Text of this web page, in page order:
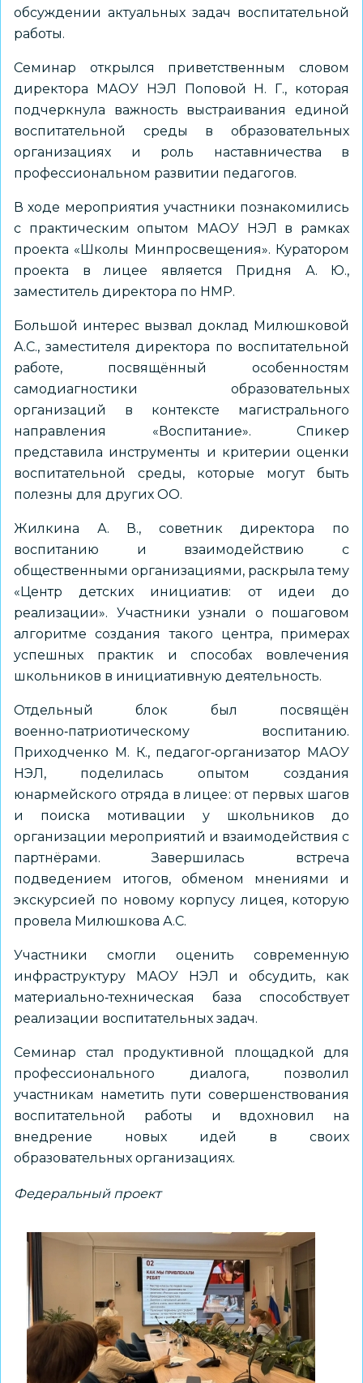
обсуждении актуальных задач воспитательной
работы.
Семинар открылся приветственным словом
директора МАОУ НЭЛ Поповой Н. Г., которая
подчеркнула важность выстраивания единой
воспитательной среды в образовательных
организациях и роль наставничества в
профессиональном развитии педагогов.
В ходе мероприятия участники познакомились
с практическим опытом МАОУ НЭЛ в рамках
проекта «Школы Минпросвещения». Куратором
проекта в лицее является Придня А. Ю.,
заместитель директора по НМР.
Большой интерес вызвал доклад Милюшковой
А.С., заместителя директора по воспитательной
работе, посвящённый особенностям
самодиагностики образовательных
организаций в контексте магистрального
направления «Воспитание». Спикер
представила инструменты и критерии оценки
воспитательной среды, которые могут быть
полезны для других ОО.
Жилкина А. В., советник директора по
воспитанию и взаимодействию с
общественными организациями, раскрыла тему
«Центр детских инициатив: от идеи до
реализации». Участники узнали о пошаговом
алгоритме создания такого центра, примерах
успешных практик и способах вовлечения
школьников в инициативную деятельность.
Отдельный блок был посвящён
военно‑патриотическому воспитанию.
Приходченко М. К., педагог‑организатор МАОУ
НЭЛ, поделилась опытом создания
юнармейского отряда в лицее: от первых шагов
и поиска мотивации у школьников до
организации мероприятий и взаимодействия с
партнёрами. Завершилась встреча
подведением итогов, обменом мнениями и
экскурсией по новому корпусу лицея, которую
провела Милюшкова А.С.
Участники смогли оценить современную
инфраструктуру МАОУ НЭЛ и обсудить, как
материально‑техническая база способствует
реализации воспитательных задач.
Семинар стал продуктивной площадкой для
профессионального диалога, позволил
участникам наметить пути совершенствования
воспитательной работы и вдохновил на
внедрение новых идей в своих
образовательных организациях.
Федеральный проект